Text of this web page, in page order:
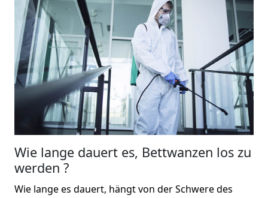
Wie lange dauert es, Bettwanzen los zu
werden ?
Wie lange es dauert, hängt von der Schwere des